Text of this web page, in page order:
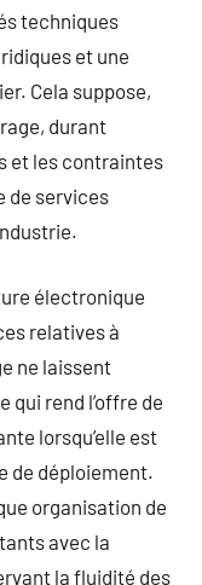
techniques
et une
Cela suppose,
durant
et les contraintes
de services
électronique
relatives à
ne laissent
qui rend l’offre de
lorsqu’elle est
de déploiement.
organisation de
avec la
la fluidité des